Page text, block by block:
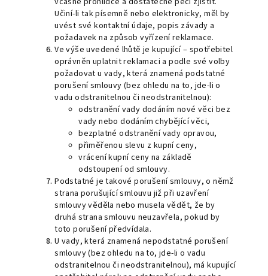
Učiní-li tak písemně nebo elektronicky, měl by
uvést své kontaktní údaje, popis závady a
požadavek na způsob vyřízení reklamace.
Ve výše uvedené lhůtě je kupující – spotřebitel
oprávněn uplatnit reklamaci a podle své volby
požadovat u vady, která znamená podstatné
porušení smlouvy (bez ohledu na to, jde-li o
vadu odstranitelnou či neodstranitelnou):
odstranění vady dodáním nové věci bez
vady nebo dodáním chybějící věci,
bezplatné odstranění vady opravou,
přiměřenou slevu z kupní ceny,
vrácení kupní ceny na základě
odstoupení od smlouvy.
Podstatné je takové porušení smlouvy, o němž
strana porušující smlouvu již při uzavření
smlouvy věděla nebo musela vědět, že by
druhá strana smlouvu neuzavřela, pokud by
toto porušení předvídala.
U vady, která znamená nepodstatné porušení
smlouvy (bez ohledu na to, jde-li o vadu
odstranitelnou či neodstranitelnou), má kupující